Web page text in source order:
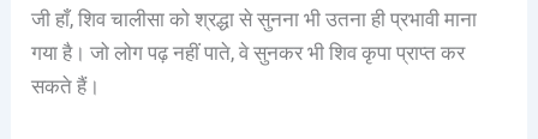
जी हाँ, शिव चालीसा को श्रद्धा से सुनना भी उतना ही प्रभावी माना
गया है। जो लोग पढ़ नहीं पाते, वे सुनकर भी शिव कृपा प्राप्त कर
सकते हैं।